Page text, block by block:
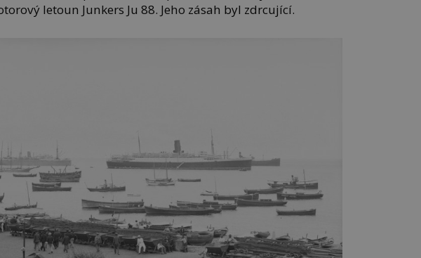
letoun Junkers Ju 88. Jeho zásah byl zdrcující.